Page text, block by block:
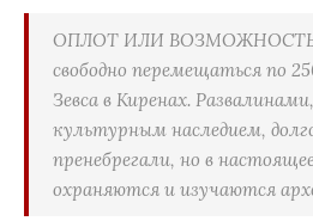
ОПЛОТ ИЛИ ВОЗМОЖНОСТЬ.
свободно перемещаться по
Зевса в Киренах.
культурным наследием,
пренебрегали, но в
охраняются и изучаются